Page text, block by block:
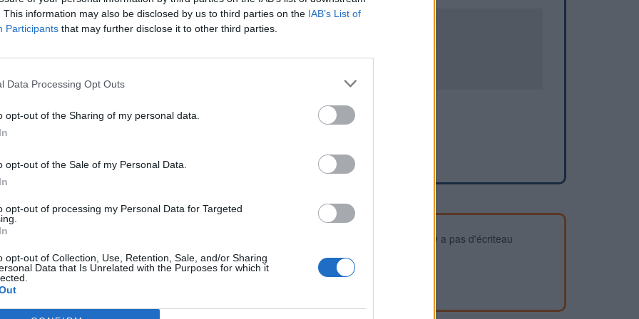
This information may also be disclosed by us to third parties on the IAB’s List of
Participants that may further disclose it to other third parties.
Data Processing Opt Outs
opt-out of the Sharing of my personal data.
opt-out of the Sale of my Personal Data.
opt-out of processing my Personal Data for Targeted
opt-out of Collection, Use, Retention, Sale, and/or Sharing
Data that Is Unrelated with the Purposes for which it
Nombre de départements :
Nombre de départements : 1
ne peut pas être garantie. Avant d'utiliser un point d'eau, vous devez vous assurer qu'il n'y a pas d'écriteau
pas une propriété privée.
ou non-accessible, merci de le signaler afin qu'il soit retiré du site.